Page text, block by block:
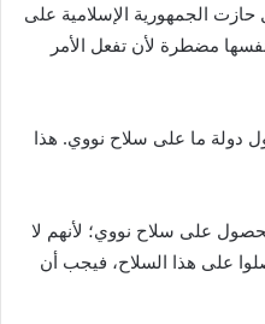
الجمهورية الإسلامية على
مضطرة لأن تفعل الأمر
دولة ما على سلاح نووي. هذا
على سلاح نووي؛ لأنهم لا
على هذا السلاح، فيجب أن